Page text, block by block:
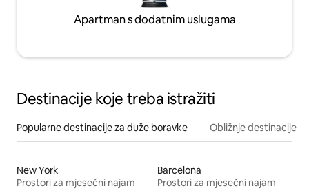
Apartman s dodatnim uslugama
Destinacije koje treba istražiti
Popularne destinacije za duže boravke Obližnje destinacije
New York
Prostori za mjesečni najam
Barcelona
Prostori za mjesečni najam